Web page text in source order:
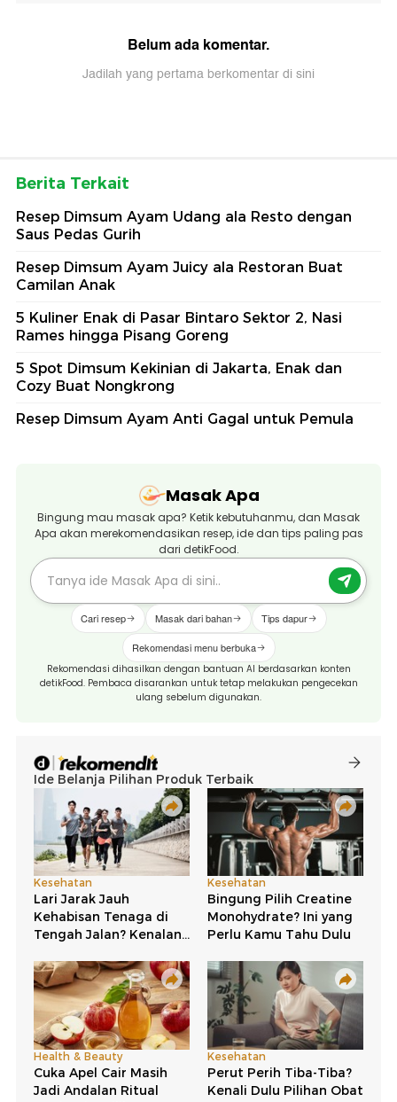
Belum ada komentar.
Jadilah yang pertama berkomentar di sini
Berita Terkait
Resep Dimsum Ayam Udang ala Resto dengan
Saus Pedas Gurih
Resep Dimsum Ayam Juicy ala Restoran Buat
Camilan Anak
5 Kuliner Enak di Pasar Bintaro Sektor 2, Nasi
Rames hingga Pisang Goreng
5 Spot Dimsum Kekinian di Jakarta, Enak dan
Cozy Buat Nongkrong
Resep Dimsum Ayam Anti Gagal untuk Pemula
Masak Apa
Bingung mau masak apa? Ketik kebutuhanmu, dan Masak
Apa akan merekomendasikan resep, ide dan tips paling pas
dari detikFood.
Cari resep Masak dari bahan Tips dapur
Rekomendasi menu berbuka
Rekomendasi dihasilkan dengan bantuan AI berdasarkan konten
detikFood. Pembaca disarankan untuk tetap melakukan pengecekan
ulang sebelum digunakan.